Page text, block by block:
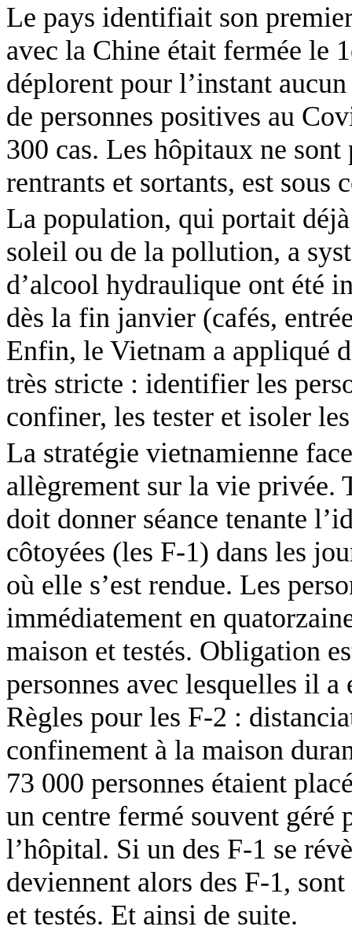
Le pays identifiait son
avec la Chine était fermée le
déplorent pour l’instant
de personnes positives au
300 cas. Les hôpitaux ne
rentrants et sortants, est sous
La population, qui portait
soleil ou de la pollution, a
d’alcool hydraulique ont été
dès la fin janvier (cafés,
Enfin, le Vietnam a appliqué
très stricte : identifier les
confiner, les tester et isoler
La stratégie vietnamienne
allègrement sur la vie privée.
doit donner séance tenante
côtoyées (les F-1) dans les
où elle s’est rendue. Les
immédiatement en
maison et testés. Obligation
personnes avec lesquelles il
Règles pour les F-2 :
confinement à la maison
73 000 personnes étaient
un centre fermé souvent géré
l’hôpital. Si un des F-1 se
deviennent alors des F-1,
et testés. Et ainsi de suite.